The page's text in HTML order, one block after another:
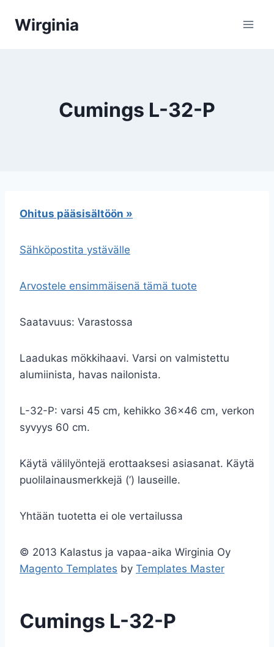
sisältöön
Wirginia
Cumings L-32-P
Ohitus pääsisältöön »
Sähköpostita ystävälle
Arvostele ensimmäisenä tämä tuote
Saatavuus: Varastossa
Laadukas mökkihaavi. Varsi on valmistettu
alumiinista, havas nailonista.
L-32-P: varsi 45 cm, kehikko 36×46 cm, verkon
syvyys 60 cm.
Käytä välilyöntejä erottaaksesi asiasanat. Käytä
puolilainausmerkkejä (’) lauseille.
Yhtään tuotetta ei ole vertailussa
© 2013 Kalastus ja vapaa-aika Wirginia Oy
Magento Templates by Templates Master
Cumings L-32-P